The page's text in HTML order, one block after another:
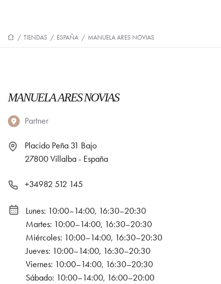
/ TIENDAS / ESPAÑA / MANUELA ARES NOVIAS
MANUELA ARES NOVIAS
Partner
Placido Peña 31 Bajo
27800 Villalba - España
+34982 512 145
Lunes: 10:00–14:00, 16:30–20:30
Martes: 10:00–14:00, 16:30–20:30
Miércoles: 10:00–14:00, 16:30–20:30
Jueves: 10:00–14:00, 16:30–20:30
Viernes: 10:00–14:00, 16:30–20:30
Sábado: 10:00–14:00, 16:00–20:00